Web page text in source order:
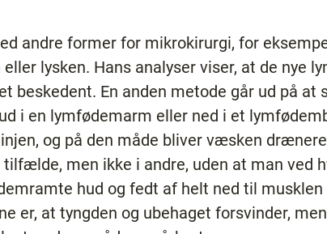
andre former for mikrokirurgi, for
lysken. Hans analyser viser, at de nye
beskedent. En anden metode går ud på at
i en lymfødemarm eller ned i et
og på den måde bliver væsken
men ikke i andre, uden at man ved
hud og fedt af helt ned til
er, at tyngden og ubehaget forsvinder,